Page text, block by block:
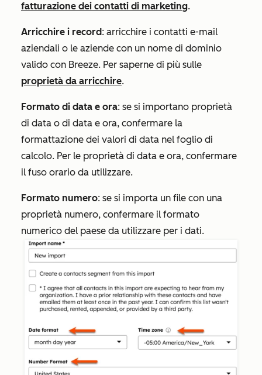
fatturazione dei contatti di marketing.
Arricchire i record: arricchire i contatti e-mail
aziendali o le aziende con un nome di dominio
valido con Breeze. Per saperne di più sulle
proprietà da arricchire.
Formato di data e ora: se si importano proprietà
di data o di data e ora, confermare la
formattazione dei valori di data nel foglio di
calcolo. Per le proprietà di data e ora, confermare
il fuso orario da utilizzare.
Formato numero: se si importa un file con una
proprietà numero, confermare il formato
numerico del paese da utilizzare per i dati.